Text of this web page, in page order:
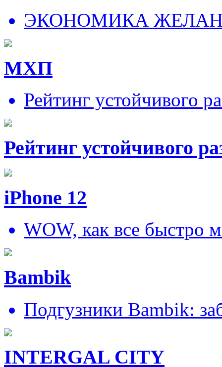
ЭКОНОМИКА
МХП
Рейтинг устойчивого
Рейтинг устойчивого
iPhone 12
WOW, как все быстро
Bambik
Подгузники Bambik:
INTERGAL CITY